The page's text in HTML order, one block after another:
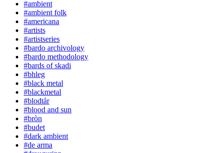
#ambient
#ambient folk
#americana
#artists
#artistseries
#bardo archivology
#bardo methodology
#bards of skadi
#bhleg
#black metal
#blackmetal
#blodtår
#blood and sun
#bròn
#budet
#dark ambient
#de arma